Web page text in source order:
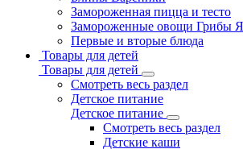
Замороженная пицца и тесто
Замороженные овощи Грибы
Первые и вторые блюда
Товары для детей
Товары для детей
Смотреть весь раздел
Детское питание
Детское питание
Смотреть весь раздел
Детские каши